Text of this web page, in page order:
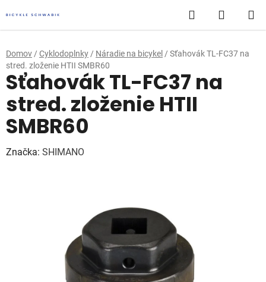
na
obsah
Hľadať
KOŠÍK
Domov / Cyklodoplnky / Náradie na bicykel / Sťahovák TL-FC37 na
stred. zloženie HTII SMBR60
Sťahovák TL-FC37 na
stred. zloženie HTII
SMBR60
Značka: SHIMANO